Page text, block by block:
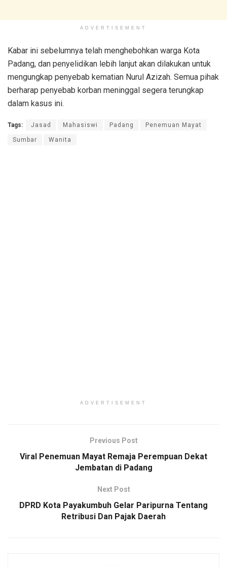
ADVERTISEMENT
Kabar ini sebelumnya telah menghebohkan warga Kota
Padang, dan penyelidikan lebih lanjut akan dilakukan untuk
mengungkap penyebab kematian Nurul Azizah. Semua pihak
berharap penyebab korban meninggal segera terungkap
dalam kasus ini.
Tags: Jasad Mahasiswi Padang Penemuan Mayat
Sumbar Wanita
ADVERTISEMENT
Previous Post
Viral Penemuan Mayat Remaja Perempuan Dekat
Jembatan di Padang
Next Post
DPRD Kota Payakumbuh Gelar Paripurna Tentang
Retribusi Dan Pajak Daerah